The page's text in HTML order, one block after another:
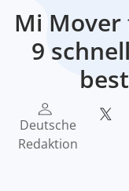
Mi
9
Deutsche
Redaktion